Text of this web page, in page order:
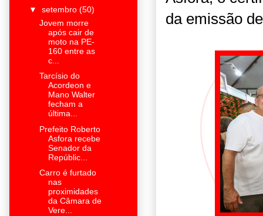
da emissão
▼ setembro (50)
Jovem morre
após cair de
moto na PE-
160 entre as
c...
Tarcísio do
Acordeon e
Mano Walter
fecham a
última...
Prefeito Roberto
Asfora recebe
Senador da
Repúblic...
Carro é furtado
nas
proximidades
da Câmara de
Vere...